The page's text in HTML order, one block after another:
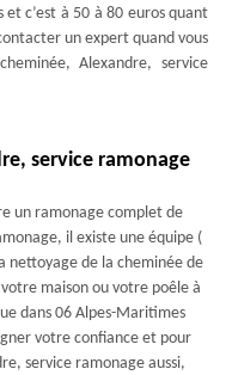
c’est à 50 à 80 euros quant
un expert quand vous
Alexandre, service
service ramonage
un ramonage complet de
il existe une équipe (
nettoyage de la cheminée de
maison ou votre poêle à
dans 06 Alpes-Maritimes
votre confiance et pour
service ramonage aussi,